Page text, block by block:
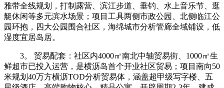
雅带全线规划，打制露营、滨江步道、垂钓、水上音乐节、逛
艇休闲等多元滨水场景；项目工具两侧市政公园、北侧临江公
园环抱，四大公园围合社区，海绵城市分析管廊全域铺设，低
湿度宜居岛居。
3。 贸易配套：社区内4000㎡南北中轴贸易街、1000㎡生
鲜超市已投入运营，是横沥岛首个开业社区贸易；项目南向50
米规划40万方横沥TOD分析贸易体，涵盖超甲级写字楼、五